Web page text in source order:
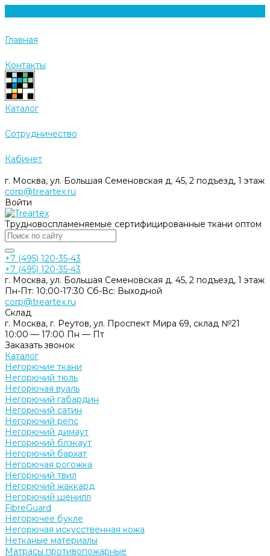
Главная
Контакты
Каталог
Cотрудничество
Кабинет
г. Москва, ул. Большая Семеновская д. 45, 2 подъезд, 1 этаж
corp@treartex.ru
Войти
Трудновоспламеняемые сертифицированные ткани оптом
+7 (495) 120-35-43
+7 (495) 120-35-43
г. Москва, ул. Большая Семеновская д. 45, 2 подъезд, 1 этаж
Пн-Пт: 10:00-17:30 Cб-Вс: Выходной
corp@treartex.ru
Склад
г. Москва, г. Реутов, ул. Проспект Мира 69, склад №21
10:00 — 17:00 Пн — Пт
Заказать звонок
Каталог
Негорючие ткани
Негорючий тюль
Негорючая вуаль
Негорючий габардин
Негорючий сатин
Негорючий репс
Негорючий димаут
Негорючий блэкаут
Негорючий бархат
Негорючая рогожка
Негорючий твил
Негорючий жаккард
Негорючий шенилл
FibreGuard
Негорючее букле
Негорючая искусственная кожа
Нетканые материалы
Матрасы противопожарные